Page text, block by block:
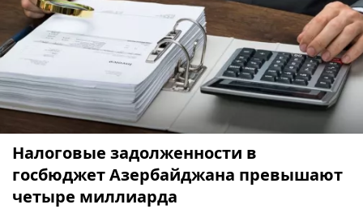
Налоговые задолженности в
госбюджет Азербайджана превышают
четыре миллиарда